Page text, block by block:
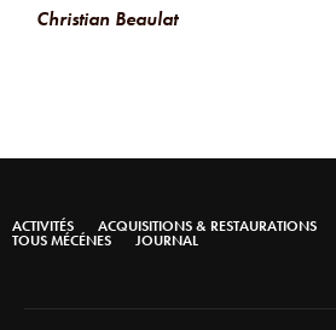
Christian Beaulat
ACTIVITÉS ACQUISITIONS & RESTAURATIONS
TOUS MÉCÉNES JOURNAL